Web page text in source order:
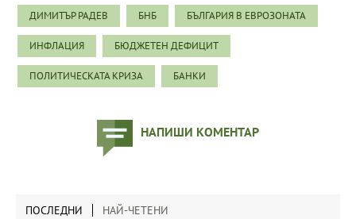
ДИМИТЪР РАДЕВ БНБ БЪЛГАРИЯ В ЕВРОЗОНАТА
ИНФЛАЦИЯ БЮДЖЕТЕН ДЕФИЦИТ
ПОЛИТИЧЕСКАТА КРИЗА БАНКИ
НАПИШИ КОМЕНТАР
ПОСЛЕДНИ НАЙ-ЧЕТЕНИ